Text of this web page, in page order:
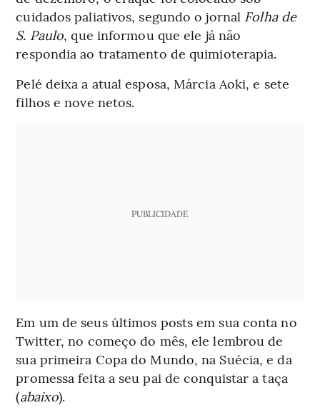
cuidados paliativos, segundo o jornal Folha de
S. Paulo, que informou que ele já não
respondia ao tratamento de quimioterapia.
Pelé deixa a atual esposa, Márcia Aoki, e sete
filhos e nove netos.
PUBLICIDADE
Em um de seus últimos posts em sua conta no
Twitter, no começo do mês, ele lembrou de
sua primeira Copa do Mundo, na Suécia, e da
promessa feita a seu pai de conquistar a taça
(abaixo).